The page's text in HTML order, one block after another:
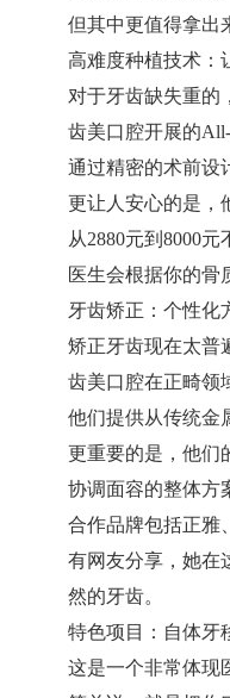
但其中更值得拿出
高难度种植技术：
对于牙齿缺失重的
齿美口腔开展的
通过精密的术前设
更让人安心的是，
从2880元到8000元
医生会根据你的骨
牙齿矫正：个性化
矫正牙齿现在太普
齿美口腔在正畸领
他们提供从传统金
更重要的是，他们
协调面容的整体方
合作品牌包括正雅
有网友分享，她在
然的牙齿。
特色项目：自体
这是一个非常体现